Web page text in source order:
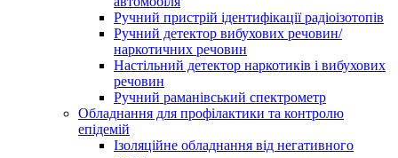
Ручний пристрій ідентифікації радіоізотопів
Ручний детектор вибухових речовин/
наркотичних речовин
Настільний детектор наркотиків і вибухових
речовин
Ручний раманівський спектрометр
Обладнання для профілактики та контролю
епідемій
Ізоляційне обладнання від негативного